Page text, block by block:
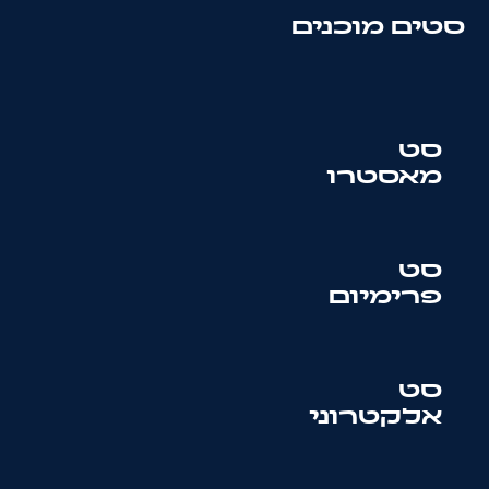
סטים מוכנים
סט
מאסטרו
סט
פרימיום
סט
אלקטרוני